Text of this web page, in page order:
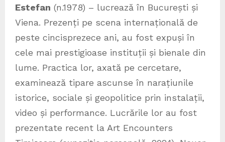
Estefan (n.1978) – lucrează în București și
Viena. Prezenți pe scena internațională de
peste cincisprezece ani, au fost expuși în
cele mai prestigioase instituții și bienale din
lume. Practica lor, axată pe cercetare,
examinează tipare ascunse în narațiunile
istorice, sociale și geopolitice prin instalații,
video și performance. Lucrările lor au fost
prezentate recent la Art Encounters